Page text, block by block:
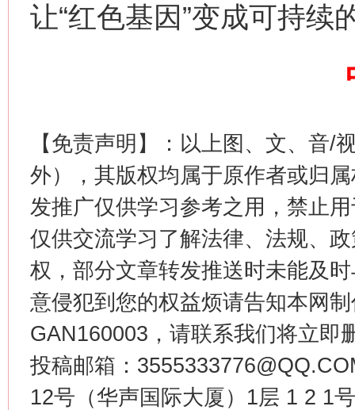
让“红色基因”变成可持续
【免责声明】：以上图、文、音/
外），其版权均属于原作者或归
发推广仅供学习参考之用，禁止
仅供交流学习了解法律、法规、
权，部分文章转发推送时未能及
意侵犯到您的权益烦请告知本网
GAN160003，请联系我们将立即
投稿邮箱：
12号（华声国际大厦）1层 1 2 1
今
习近平的博鳌关键词
魏明